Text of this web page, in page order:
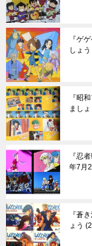
『ゲ
しょう
『昭
ましょ
『忍
年7月
『蒼
ょう